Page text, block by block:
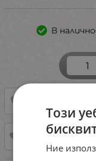
В
ДОБАВИ В ЛЮБИМИ
Този
Ние